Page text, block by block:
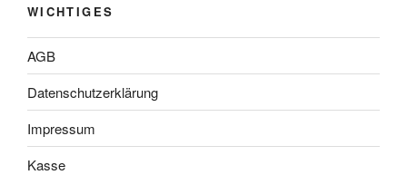
WICHTIGES
AGB
Datenschutzerklärung
Impressum
Kasse